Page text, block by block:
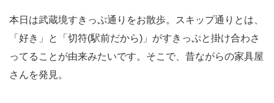
本日は武蔵境すきっぷ通りをお散歩。スキップ通りとは、
「好き」と「切符(駅前だから)」がすきっぷと掛け合わさ
ってることが由来みたいです。そこで、昔ながらの家具屋
さんを発見。